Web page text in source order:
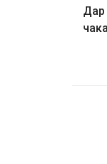
Дар